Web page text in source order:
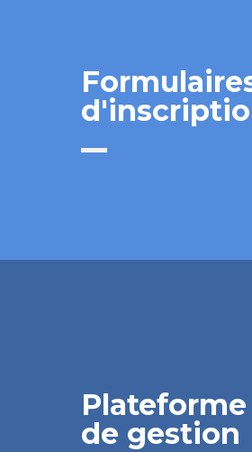
Plateforme
de gestion